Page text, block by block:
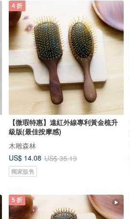
4 折
【微瑕特惠】遠紅外線專利黃金梳升
級版(最佳按摩感)
木雕森林
US$ 14.08 US$ 35.19
獨家販售
5 折